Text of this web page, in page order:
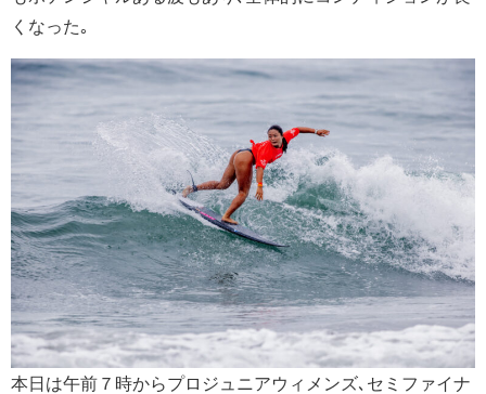
くなった｡
本日は午前７時からプロジュニアウィメンズ､セミファイナ